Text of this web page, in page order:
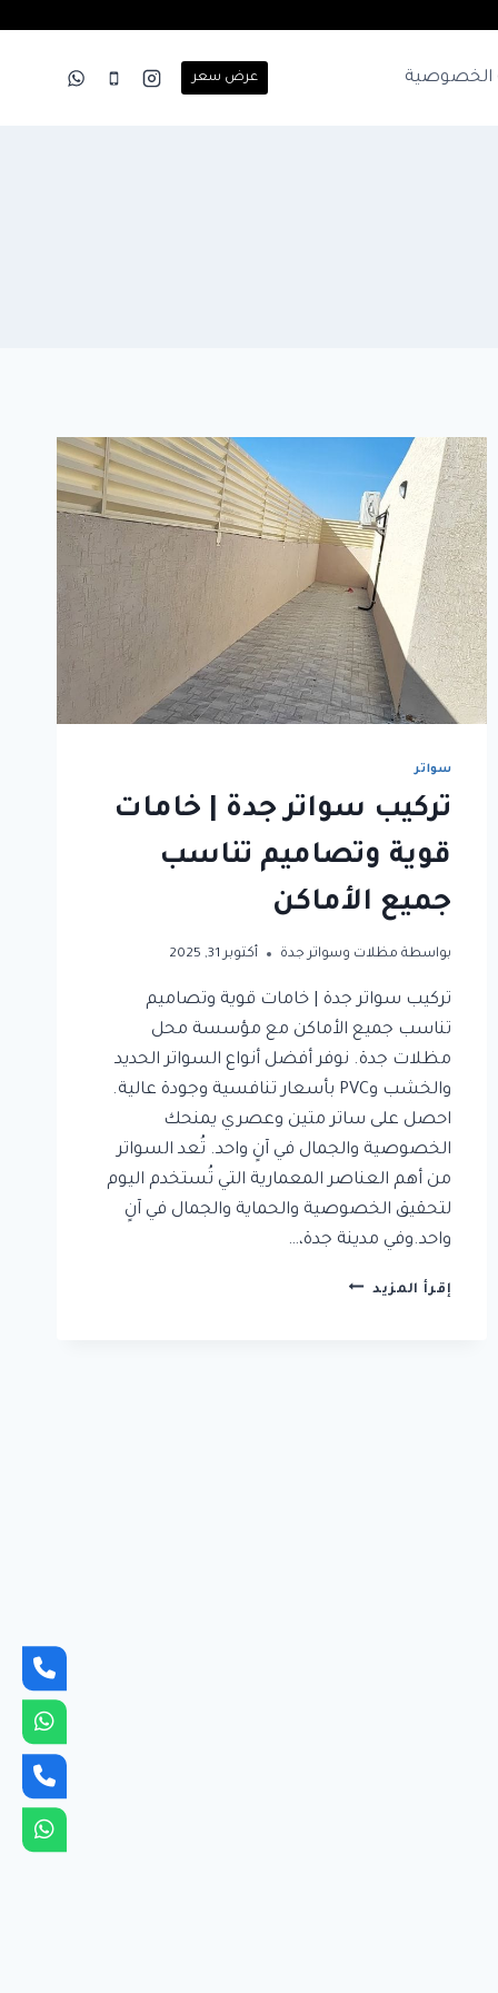
الخصوصية عرض سعر
سواتر
تركيب سواتر جدة | خامات
قوية وتصاميم تناسب
جميع الأماكن
بواسطة مظلات وسواتر جدة أكتوبر 31, 2025
تركيب سواتر جدة | خامات قوية وتصاميم
تناسب جميع الأماكن مع مؤسسة محل
مظلات جدة. نوفر أفضل أنواع السواتر الحديد
والخشب وPVC بأسعار تنافسية وجودة عالية.
احصل على ساتر متين وعصري يمنحك
الخصوصية والجمال في آنٍ واحد. تُعد السواتر
من أهم العناصر المعمارية التي تُستخدم اليوم
لتحقيق الخصوصية والحماية والجمال في آنٍ
واحد.وفي مدينة جدة،…
إقرأ المزيد تركيب